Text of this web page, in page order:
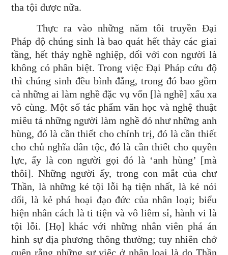
tha tội được nữa.
Thực ra vào những năm tôi truyền Đại
Pháp độ chúng sinh là bao quát hết thảy các giai
tầng, hết thảy nghề nghiệp, đối với con người là
không có phân biệt. Trong việc Đại Pháp cứu độ
thì chúng sinh đều bình đẳng, trong đó bao gồm
cả những ai làm nghề đặc vụ vốn [là nghề] xấu xa
vô cùng. Một số tác phẩm văn học và nghệ thuật
miêu tả những người làm nghề đó như những anh
hùng, đó là cần thiết cho chính trị, đó là cần thiết
cho chủ nghĩa dân tộc, đó là cần thiết cho quyền
lực, ấy là con người gọi đó là ‘anh hùng’ [mà
thôi]. Những người ấy, trong con mắt của chư
Thần, là những kẻ tội lỗi hạ tiện nhất, là kẻ nói
dối, là kẻ phá hoại đạo đức của nhân loại; biểu
hiện nhân cách là ti tiện và vô liêm sỉ, hành vi là
tội lỗi. [Họ] khác với những nhân viên phá án
hình sự địa phương thông thường; tuy nhiên chớ
quên rằng những sự việc ở nhân loại là do Thần